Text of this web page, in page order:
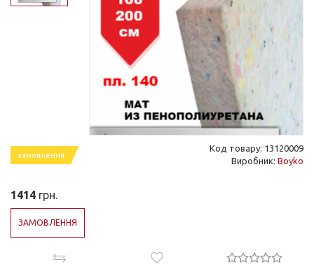
замовлення
Код товару: 13120009
Виробник: Boyko
1414 грн.
ЗАМОВЛЕННЯ